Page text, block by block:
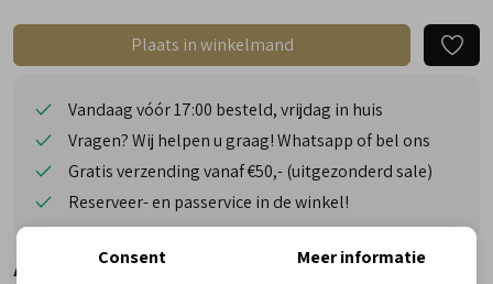
Plaats in winkelmand
Vandaag vóór 17:00 besteld, vrijdag in huis
Vragen? Wij helpen u graag! Whatsapp of bel ons
Gratis verzending vanaf €50,- (uitgezonderd sale)
Reserveer- en passervice in de winkel!
Alternatieve kleuren
Consent Meer informatie